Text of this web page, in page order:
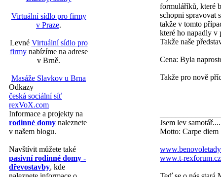
Virtuální sídlo pro firmy
v Praze.
Levné Virtuální sídlo pro
firmynabízíme na adrese
v Brně.
Masáže Slavkov u Brna
Odkazy
česká sociální síť
rexVoX.com
Informace a projekty na
rodinné domy naleznete
v našem blogu.
Navštívit můžete také
pasivní rodinné domy -
dřevostavby, kde
formuláříků, které
schopni spravovat
takže v tomto
které ho napadly v
Takže naše
Cena: Byla
Takže pro nově
Jsem lev
Motto: Carpe diem
www.t-rexforum.cz